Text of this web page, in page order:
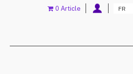
FR
0 Article